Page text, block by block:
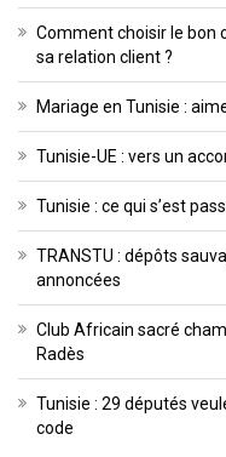
Comment choisir le bon
sa relation client ?
Mariage en Tunisie :
Tunisie-UE : vers un
Tunisie : ce qui s’est
TRANSTU : dépôts
annoncées
Club Africain sacré
Radès
Tunisie : 29 députés
code